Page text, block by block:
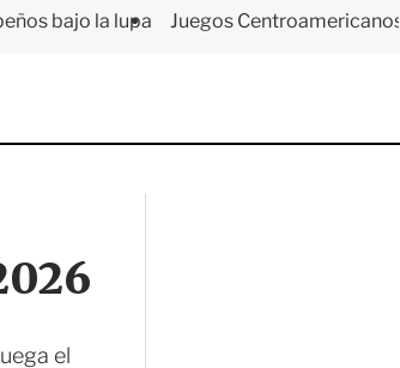
bajo la lupa Juegos Centroamericanos
el